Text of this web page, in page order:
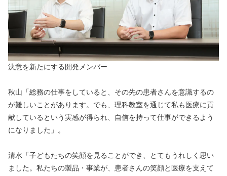
決意を新たにする開発メンバー
秋山「総務の仕事をしていると、その先の患者さんを意識するの
が難しいことがあります。でも、理科教室を通じて私も医療に貢
献しているという実感が得られ、自信を持って仕事ができるよう
になりました」。
清水「子どもたちの笑顔を見ることができ、とてもうれしく思い
ました。私たちの製品・事業が、患者さんの笑顔と医療を支えて